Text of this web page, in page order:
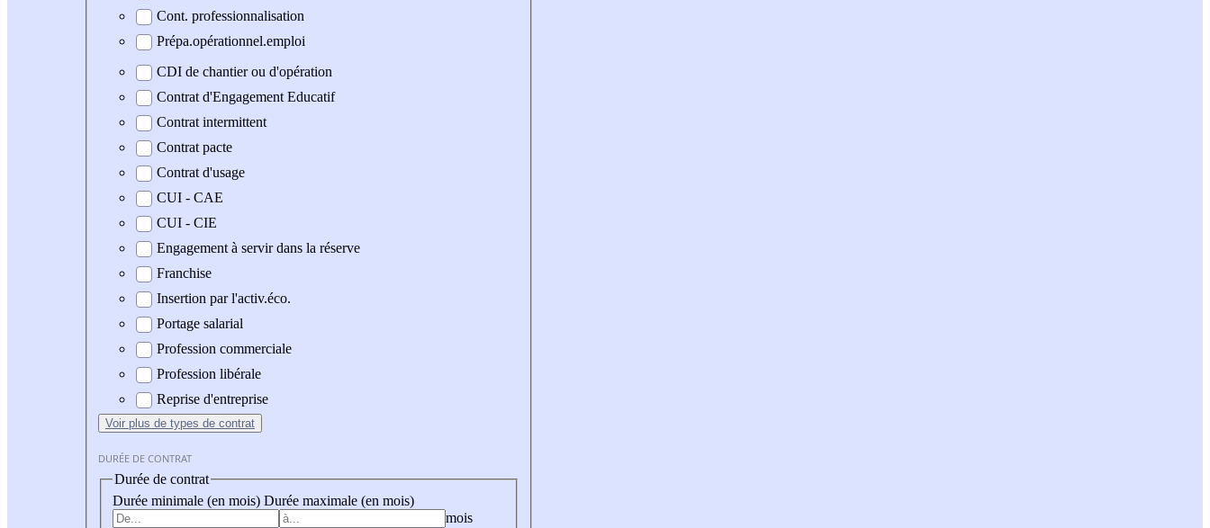
Cont. professionnalisation
Prépa.opérationnel.emploi
CDI de chantier ou d'opération
Contrat d'Engagement Educatif
Contrat intermittent
Contrat pacte
Contrat d'usage
CUI - CAE
CUI - CIE
Engagement à servir dans la réserve
Franchise
Insertion par l'activ.éco.
Portage salarial
Profession commerciale
Profession libérale
Reprise d'entreprise
Voir plus de types de contrat
DURÉE DE CONTRAT
Durée de contrat
Durée minimale (en mois) Durée maximale (en mois)
mois